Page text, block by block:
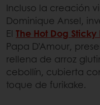
Incluso la creación
Dominique Ansel,
El The Hot Dog Sticky
Papa D’Amour,
rellena de arroz
cebollín, cubierta
toque de furikake.